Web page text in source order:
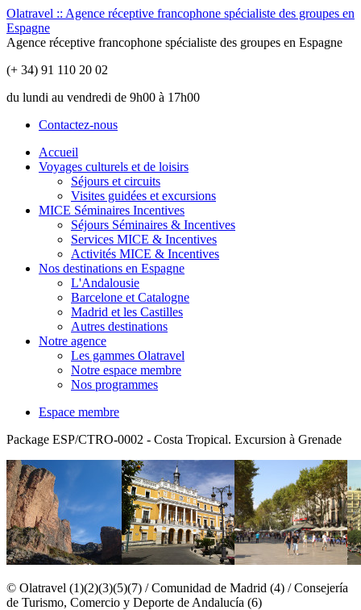
Olatravel :: Agence réceptive francophone spécialiste des groupes en
Espagne
Agence réceptive francophone spécialiste des groupes en Espagne
(+ 34) 91 110 20 02
du lundi au vendredi de 9h00 à 17h00
Contactez-nous
Accueil
Voyages culturels et de loisirs
Séjours et circuits
Visites guidées et excursions
MICE Séminaires Incentives
Séjours Séminaires & Incentives
Services MICE & Incentives
Activités MICE & Incentives
Nos destinations en Espagne
L'Andalousie
Barcelone et Catalogne
Madrid et les Castilles
Autres destinations
Notre agence
Les gammes Olatravel
Notre espace membre
Nos programmes
Espace membre
Package ESP/CTRO-0002 - Costa Tropical. Excursion à Grenade
© Olatravel (1)(2)(3)(5)(7) / Comunidad de Madrid (4) / Consejería
de Turismo, Comercio y Deporte de Andalucía (6)